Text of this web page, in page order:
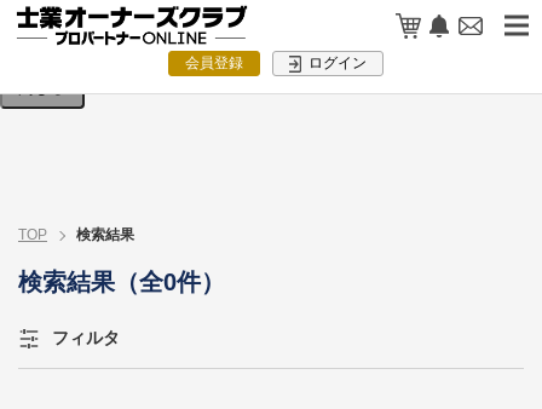
会員登録 ログイン
検索条件を入力してください。
TOP 検索結果
検索結果（全0件）
フィルタ